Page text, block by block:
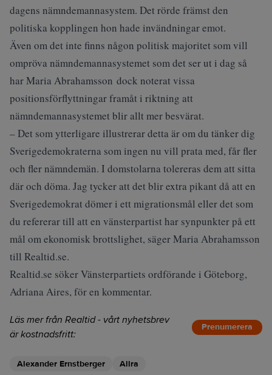
dagens nämndemannasystem. Det rörde främst den
politiska kopplingen hon hade invändningar emot.
Även om det inte finns någon politisk majoritet som vill
ompröva nämndemannasystemet som det ser ut i dag så
har Maria Abrahamsson dock noterat vissa
positionsförflyttningar framåt i riktning att
nämndemannasystemet blir allt mer besvärat.
– Det som ytterligare illustrerar detta är om du tänker dig
Sverigedemokraterna som ingen nu vill prata med, får fler
och fler nämndemän. I domstolarna tolereras dem att sitta
där och döma. Jag tycker att det blir extra pikant då att en
Sverigedemokrat dömer i ett migrationsmål eller det som
du refererar till att en vänsterpartist har synpunkter på ett
mål om ekonomisk brottslighet, säger Maria Abrahamsson
till Realtid.se.
Realtid.se söker Vänsterpartiets ordförande i Göteborg,
Adriana Aires, för en kommentar.
Läs mer från Realtid - vårt nyhetsbrev
är kostnadsfritt:
Prenumerera
Alexander Ernstberger Allra